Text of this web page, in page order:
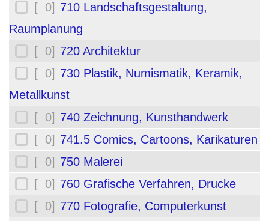
[ 0] 710 Landschaftsgestaltung,
Raumplanung
[ 0] 720 Architektur
[ 0] 730 Plastik, Numismatik, Keramik,
Metallkunst
[ 0] 740 Zeichnung, Kunsthandwerk
[ 0] 741.5 Comics, Cartoons, Karikaturen
[ 0] 750 Malerei
[ 0] 760 Grafische Verfahren, Drucke
[ 0] 770 Fotografie, Computerkunst